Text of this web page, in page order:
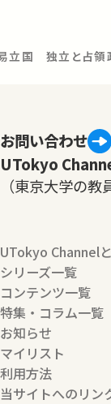
立国 独立と占領
お問い合わせ
UTokyo
（東京大学の教
UTokyo Channel
シリーズ一覧
コンテンツ一覧
特集・コラム一覧
お知らせ
マイリスト
利用方法
当サイトへのリン